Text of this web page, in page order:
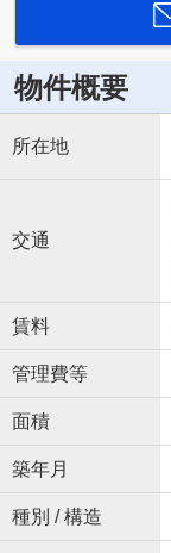
物件概要
所在地
交通
賃料
管理費等
面積
築年月
種別 / 構造